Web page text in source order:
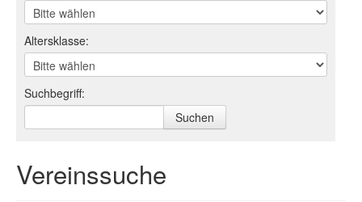
SSB Qualifizierungen
Übersicht Qualifizierungswege
Qualifizierung im Vereinsmanagement
Fachtag Bildung braucht Bewegung
Anmeldeformular / Anmeldebedingungen
Altersklasse:
Suchbegriff:
Vereinssuche